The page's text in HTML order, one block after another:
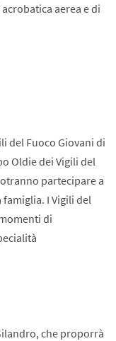
aerea e di
del Fuoco Giovani di
Oldie dei Vigili del
partecipare a
I Vigili del
di
che proporrà